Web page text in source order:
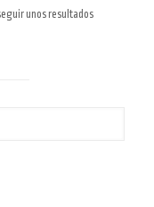
unos resultados